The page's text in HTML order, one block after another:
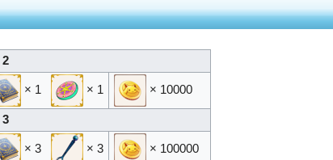
× 1 × 1 × 10000
× 3 × 3 × 100000